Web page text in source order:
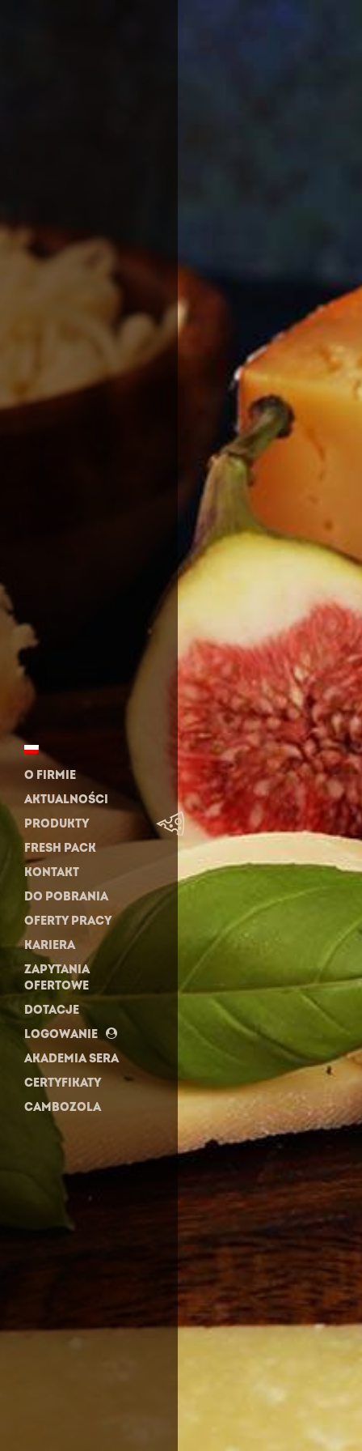
O FIRMIE
AKTUALNOŚCI
PRODUKTY
FRESH PACK
KONTAKT
DO POBRANIA
OFERTY PRACY
KARIERA
ZAPYTANIA
OFERTOWE
DOTACJE
LOGOWANIE
AKADEMIA SERA
CERTYFIKATY
CAMBOZOLA